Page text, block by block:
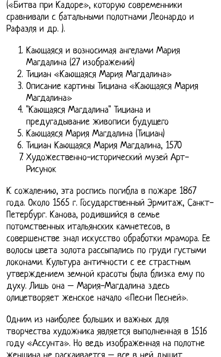
(«Битва при Кадоре», которую современники
сравнивали с батальными полотнами Леонардо и
Рафаэля и др. ).
Кающаяся и возносимая ангелами Мария
Магдалина (27 изображений)
Тициан «Кающаяся Мария Магдалина»
Описание картины Тициана «Кающаяся Мария
Магдалина»
"Кающаяся Магдалина" Тициана и
предугадывание живописи будущего
Кающаяся Мария Магдалина (Тициан)
Тициан Кающаяся Мария Магдалина, 1570
Художественно-исторический музей Арт-
Рисунок
К сожалению, эта роспись погибла в пожаре 1867
года. Около 1565 г. Государственный Эрмитаж, Санкт-
Петербург. Канова, родившийся в семье
потомственных итальянских камнетесов, в
совершенстве знал искусство обработки мрамора. Ее
волосы цвета золота рассыпались по груди густыми
локонами. Культура античности с ее страстным
утверждением земной красоты была близка ему по
духу. Лишь она – Мария-Магдалина здесь
олицетворяет женское начало «Песни Песней».
Одним из наиболее больших и важных для
творчества художника является выполненная в 1516
году «Ассунта». Но ведь изображенная на полотне